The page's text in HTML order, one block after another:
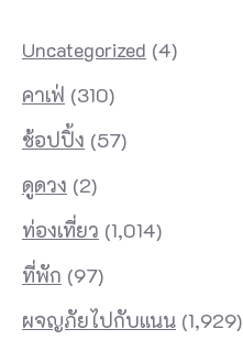
Uncategorized (4)
คาเฟ่ (310)
ช้อปปิ้ง (57)
ดูดวง (2)
ท่องเที่ยว (1,014)
ที่พัก (97)
ผจญภัยไปกับแนน (1,929)